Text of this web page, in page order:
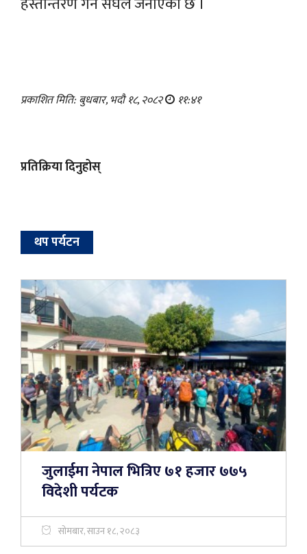
प्रकाशित मिति: बुधबार, भदौ १८, २०८२ ११:४१
प्रतिक्रिया दिनुहोस्
थप पर्यटन
जुलाईमा नेपाल भित्रिए ७१ हजार ७७५
विदेशी पर्यटक
सोमबार, साउन १८, २०८३